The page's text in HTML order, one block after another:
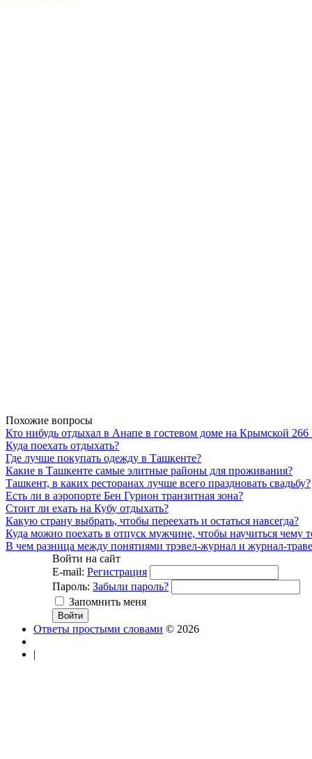
Похожие вопросы
Кто нибудь отдыхал в Анапе в гостевом доме на Крымской
Куда поехать отдыхать?
Где лучше покупать одежду в Ташкенте?
Какие в Ташкенте самые элитные районы для проживания?
Ташкент, в каких ресторанах лучше всего праздновать свадьбу?
Есть ли в аэропорте Бен Гурион транзитная зона?
Стоит ли ехать на Кубу отдыхать?
Какую страну выбрать, чтобы переехать и остаться навсегда?
Куда можно поехать в отпуск мужчине, чтобы научиться чему
В чем разница между понятиями трэвел-журнал и журнал-
Войти на сайт
E-mail: Регистрация
Пароль: Забыли пароль?
Запомнить меня
Ответы простыми словами © 2026
|